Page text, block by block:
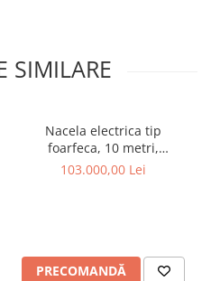
SIMILARE
Nacela electrica tip
foarfeca, 10 metri,
capacitate 272 kg, Magni
103.000,00 Lei
PRECOMANDĂ